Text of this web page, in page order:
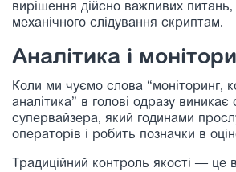
вирішення дійсно важливих
механічного слідування скриптам.
Аналітика і
Коли ми чуємо слова “моніторинг,
аналітика” в голові одразу виникає
супервайзера, який годинами
операторів і робить позначки в
Традиційний контроль якості — це